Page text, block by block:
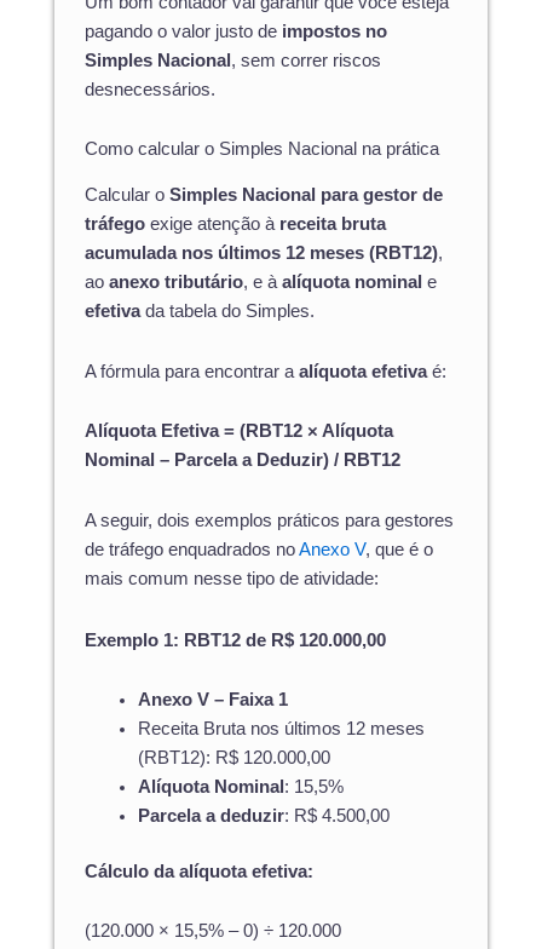
pagando o valor justo de impostos no
Simples Nacional, sem correr riscos
desnecessários.
Como calcular o Simples Nacional na prática
Calcular o Simples Nacional para gestor de
tráfego exige atenção à receita bruta
acumulada nos últimos 12 meses (RBT12),
ao anexo tributário, e àalíquota nominal e
efetivada tabela do Simples.
A fórmula para encontrar a alíquota efetivaé:
Alíquota Efetiva = (RBT12 × Alíquota
Nominal – Parcela a Deduzir) / RBT12
A seguir, dois exemplos práticos para gestores
de tráfego enquadrados noAnexo V, que é o
mais comum nesse tipo de atividade:
Exemplo 1: RBT12 de R$ 120.000,00
Anexo V – Faixa 1
Receita Bruta nos últimos 12 meses
(RBT12): R$ 120.000,00
Alíquota Nominal : 15,5%
Parcela a deduzir: R$ 4.500,00
Cálculo da alíquota efetiva:
(120.000 × 15,5% – 0) ÷ 120.000